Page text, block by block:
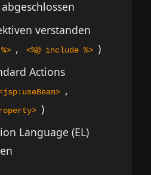
verstanden
, <%@ include %> )
Actions
,
)
Language (EL)